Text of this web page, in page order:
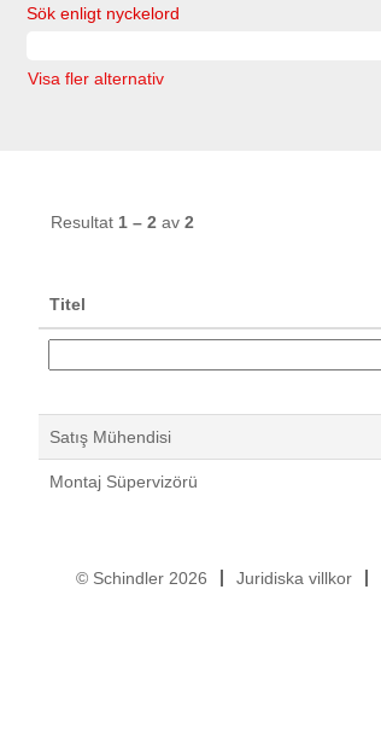
Sök enligt nyckelord
Visa fler alternativ
Resultat 1 – 2 av 2
Titel
Satış Mühendisi
Montaj Süpervizörü
© Schindler 2026 Juridiska villkor